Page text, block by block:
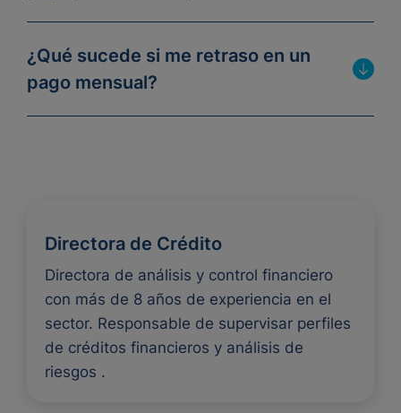
¿Qué sucede si me retraso en un
pago mensual?
Directora de Crédito
Directora de análisis y control financiero
con más de 8 años de experiencia en el
sector. Responsable de supervisar perfiles
de créditos financieros y análisis de
riesgos .